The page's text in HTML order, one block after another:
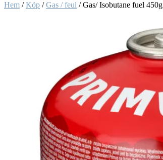
Hem /Köp /Gas / feul / Gas/ Isobutane fuel 450g